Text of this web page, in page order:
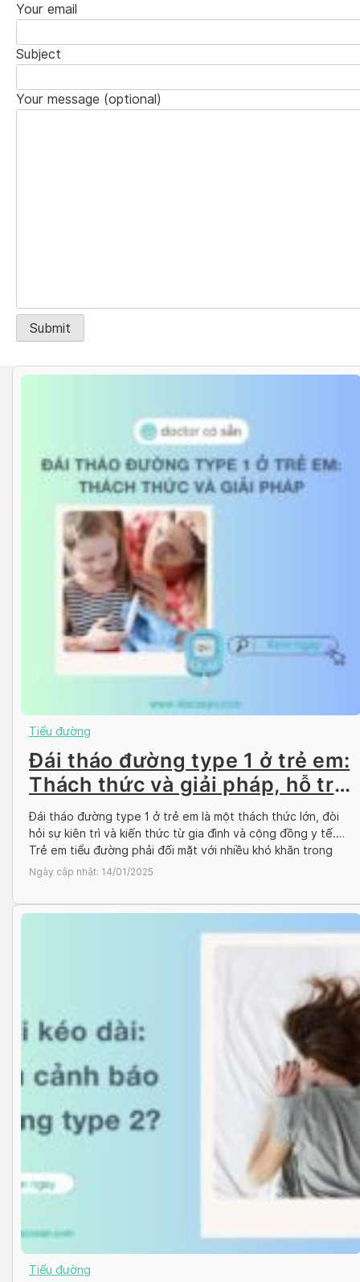
Your email
Subject
Your message (optional)
Tiểu đường
Đái tháo đường type 1 ở trẻ em:
Thách thức và giải pháp, hỗ trợ
điều trị hiệu quả
Đái tháo đường type 1 ở trẻ em là một thách thức lớn, đòi
hỏi sự kiên trì và kiến thức từ gia đình và cộng đồng y tế.
Trẻ em tiểu đường phải đối mặt với nhiều khó khăn trong
quản lý bệnh tật, đồng thời cần sự hỗ trợ hiệu quả trong
Ngày cập nhật: 14/01/2025
Tiểu đường